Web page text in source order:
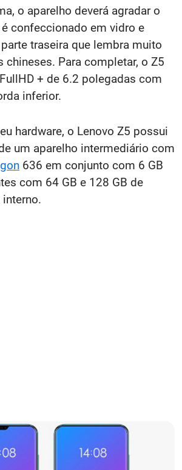
o aparelho deverá agradar o
confeccionado em vidro e
traseira que lembra muito
chineses. Para completar, o Z5
+ de 6.2 polegadas com
inferior.
hardware, o Lenovo Z5 possui
um aparelho intermediário com
636 em conjunto com 6 GB
com 64 GB e 128 GB de